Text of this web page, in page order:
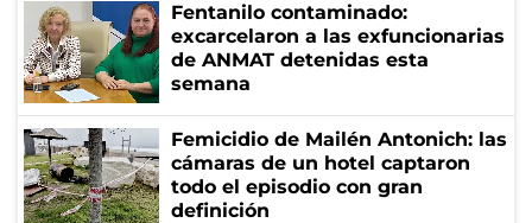
Fentanilo contaminado:
excarcelaron a las exfuncionarias
de ANMAT detenidas esta
semana
Femicidio de Mailén Antonich: las
cámaras de un hotel captaron
todo el episodio con gran
definición